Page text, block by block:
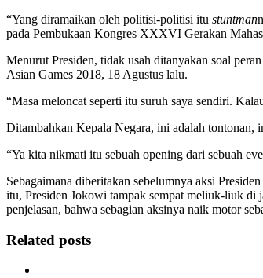
“Yang diramaikan oleh politisi-politisi itu stuntman
pada Pembukaan Kongres XXXVI Gerakan
Menurut Presiden, tidak usah ditanyakan soal
Asian Games 2018, 18 Agustus lalu.
“Masa meloncat seperti itu suruh saya sendiri.
Ditambahkan Kepala Negara, ini adalah tontonan,
“Ya kita nikmati itu sebuah opening dari sebuah
Sebagaimana diberitakan sebelumnya aksi
itu, Presiden Jokowi tampak sempat meliuk-liuk
penjelasan, bahwa sebagian aksinya naik motor
Related posts